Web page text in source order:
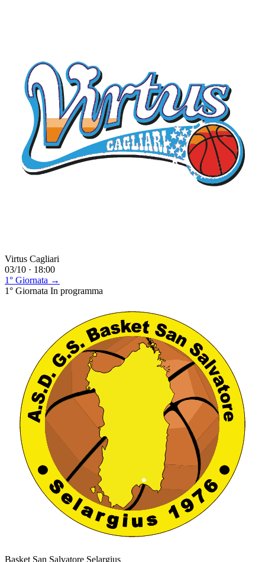
Virtus Cagliari
03/10 · 18:00
1° Giornata →
1° Giornata In programma
Basket San Salvatore Selargius